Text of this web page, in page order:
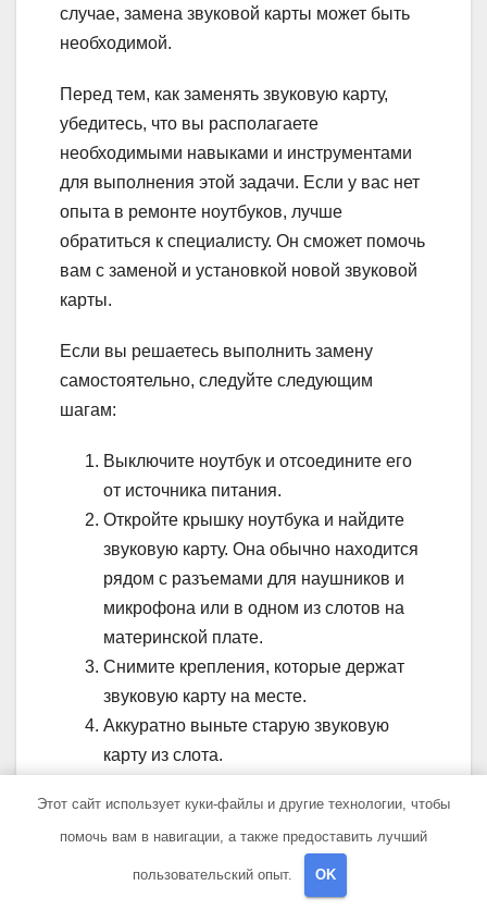
случае, замена звуковой карты может быть
необходимой.
Перед тем, как заменять звуковую карту,
убедитесь, что вы располагаете
необходимыми навыками и инструментами
для выполнения этой задачи. Если у вас нет
опыта в ремонте ноутбуков, лучше
обратиться к специалисту. Он сможет помочь
вам с заменой и установкой новой звуковой
карты.
Если вы решаетесь выполнить замену
самостоятельно, следуйте следующим
шагам:
Выключите ноутбук и отсоедините его
от источника питания.
Откройте крышку ноутбука и найдите
звуковую карту. Она обычно находится
рядом с разъемами для наушников и
микрофона или в одном из слотов на
материнской плате.
Снимите крепления, которые держат
звуковую карту на месте.
Аккуратно выньте старую звуковую
карту из слота.
закрепите ее креплениями.
После замены звуковой карты соберите
ноутбук обратно, подключите его к источнику
Этот сайт использует куки-файлы и другие технологии, чтобы
помочь вам в навигации, а также предоставить лучший
пользовательский опыт. OK